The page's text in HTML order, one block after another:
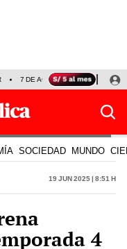
7 DE AGOSTO OLLANTA
SOCIEDAD MUNDO
19 Jun 2025 | 8:51 h
4